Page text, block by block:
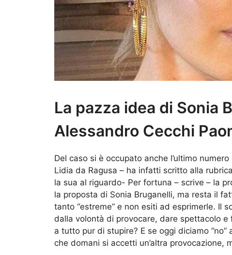
La pazza idea di Sonia
Alessandro Cecchi
Del caso si è occupato anche l’ultimo
Lidia da Ragusa – ha infatti scritto alla
la sua al riguardo- Per fortuna – scrive – la
la proposta di Sonia Bruganelli, ma resta il
tanto “estreme” e non esiti ad esprimerle. Il
dalla volontà di provocare, dare spettacolo
a tutto pur di stupire? E se oggi diciamo
che domani si accetti un’altra provocazione,